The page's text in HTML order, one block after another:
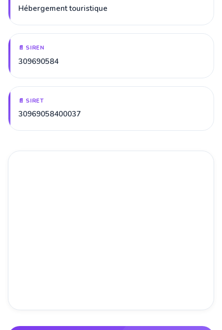
Hébergement touristique
📄 SIREN
309690584
📄 SIRET
30969058400037